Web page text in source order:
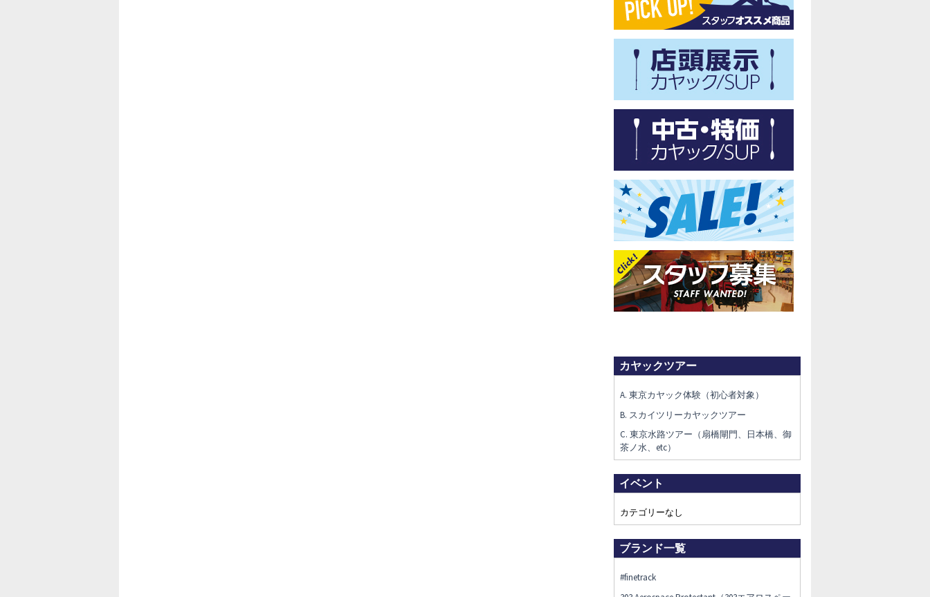
カヤックツアー
A. 東京カヤック体験（初心者対象）
B. スカイツリーカヤックツアー
C. 東京水路ツアー（扇橋閘門、日本橋、御
茶ノ水、etc）
イベント
カテゴリーなし
ブランド一覧
#finetrack